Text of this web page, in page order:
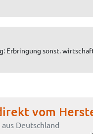
Erbringung sonst.
vom
Deutschland